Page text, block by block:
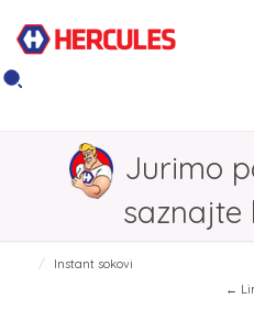
Jurimo
saznajte
Instant sokovi
←